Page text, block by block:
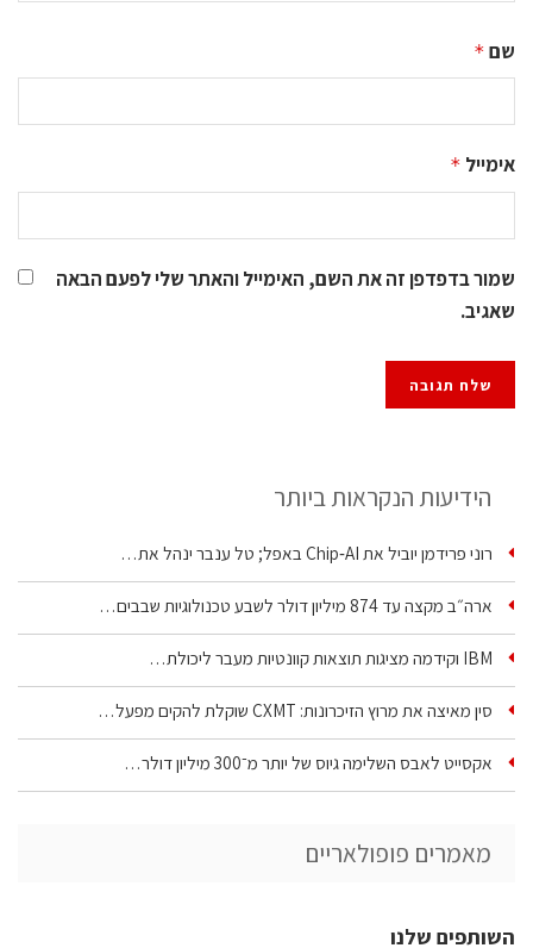
שם *
אימייל *
שמור בדפדפן זה את השם, האימייל והאתר שלי לפעם הבאה
שאגיב.
הידיעות הנקראות ביותר
רוני פרידמן יוביל את Chip‑AI באפל; טל ענבר ינהל את…
ארה״ב מקצה עד 874 מיליון דולר לשבע טכנולוגיות שבבים…
IBM וקידמה מציגות תוצאות קוונטיות מעבר ליכולת…
סין מאיצה את מרוץ הזיכרונות: CXMT שוקלת להקים מפעל…
אקסייט לאבס השלימה גיוס של יותר מ־300 מיליון דולר…
מאמרים פופולאריים
השותפים שלנו